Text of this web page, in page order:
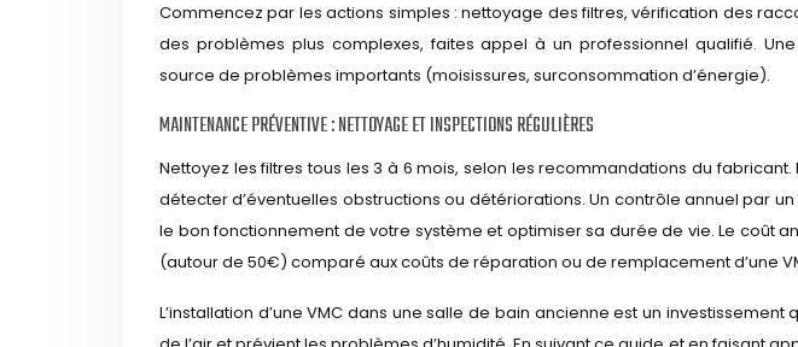
Commencez par les actions simples : nettoyage des filtres, vérification des
des problèmes plus complexes, faites appel à un professionnel qualifié.
source de problèmes importants (moisissures, surconsommation d’énergie).
MAINTENANCE PRÉVENTIVE : NETTOYAGE ET INSPECTIONS RÉGULIÈRES
Nettoyez les filtres tous les 3 à 6 mois, selon les recommandations du
détecter d’éventuelles obstructions ou détériorations. Un contrôle annuel par
le bon fonctionnement de votre système et optimiser sa durée de vie. Le coût
(autour de 50€) comparé aux coûts de réparation ou de remplacement d’une
L’installation d’une VMC dans une salle de bain ancienne est un